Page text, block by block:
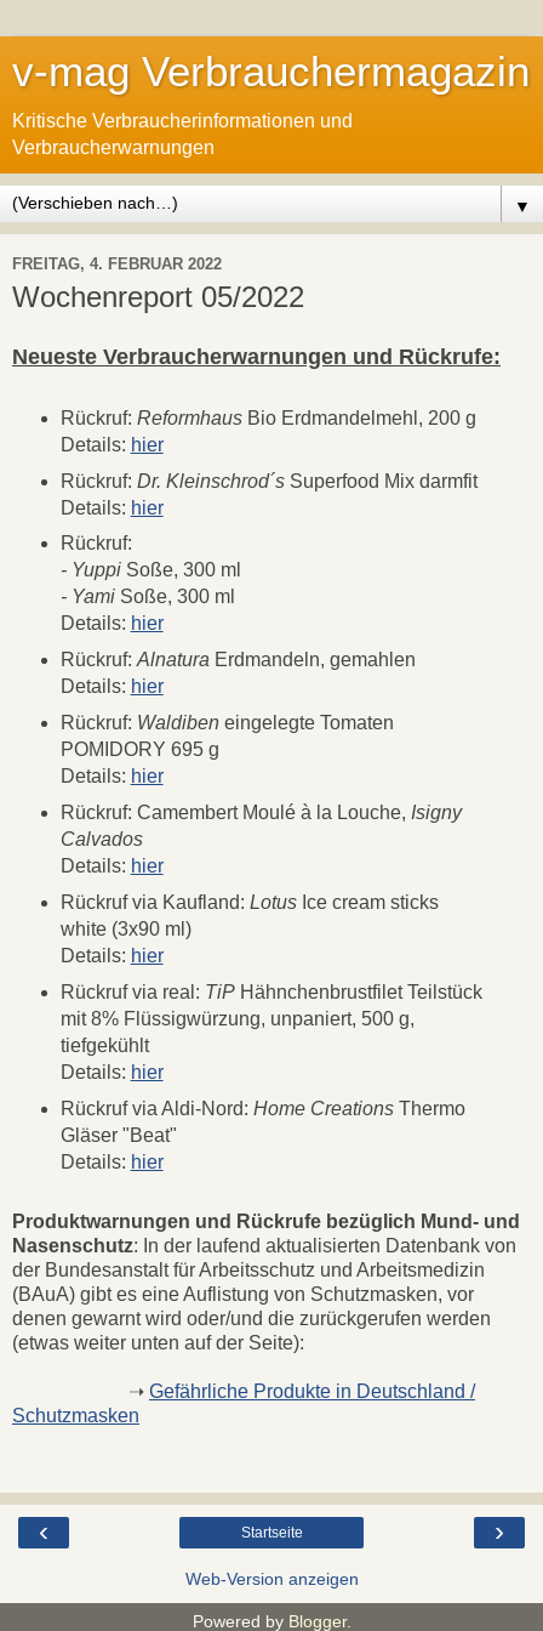
v-mag Verbrauchermagazin
Kritische Verbraucherinformationen und
Verbraucherwarnungen
▼
FREITAG, 4. FEBRUAR 2022
Wochenreport 05/2022
Neueste Verbraucherwarnungen und Rückrufe:
Rückruf: ReformhausBio Erdmandelmehl, 200 g
Details: hier
Rückruf: Dr. Kleinschrod´sSuperfood Mix darmfit
Details: hier
Rückruf:
- YuppiSoße, 300 ml
- YamiSoße, 300 ml
Details: hier
Rückruf: Alnatura Erdmandeln, gemahlen
Details: hier
Rückruf: Waldibeneingelegte Tomaten
POMIDORY 695 g
Details: hier
Rückruf: Camembert Moulé à la Louche, Isigny
Calvados
Details: hier
Rückruf via Kaufland: LotusIce cream sticks
white (3x90 ml)
Details: hier
Rückruf via real: TiPHähnchenbrustfilet Teilstück
mit 8% Flüssigwürzung, unpaniert, 500 g,
tiefgekühlt
Details: hier
Rückruf via Aldi-Nord: Home CreationsThermo
Gläser "Beat"
Details: hier
Produktwarnungen und Rückrufe bezüglich Mund- und
Nasenschutz: In der laufend aktualisierten Datenbank von
der Bundesanstalt für Arbeitsschutz und Arbeitsmedizin
(BAuA) gibt es eine Auflistung von Schutzmasken, vor
denen gewarnt wird oder/und die zurückgerufen werden
(etwas weiter unten auf der Seite):
➝ Gefährliche Produkte in Deutschland /
Schutzmasken
‹ ›
Startseite
Web-Version anzeigen
Powered by Blogger.